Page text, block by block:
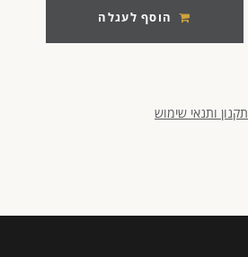
הוסף לעגלה
תקנון ותנאי שימוש